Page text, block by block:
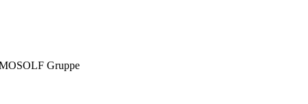
Gruppe